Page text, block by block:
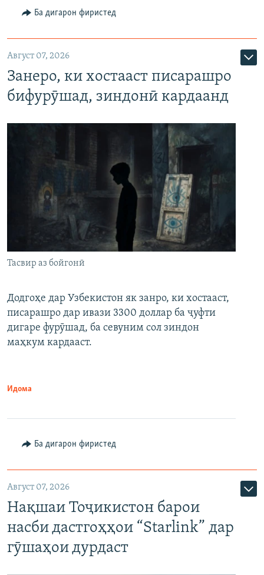
Ба дигарон фиристед
Август 07, 2026
Занеро, ки хостааст писарашро
бифурӯшад, зиндонӣ кардаанд
Тасвир аз бойгонӣ
Додгоҳе дар Узбекистон як занро, ки хостааст,
писарашро дар ивази 3300 доллар ба ҷуфти
дигаре фурӯшад, ба севуним сол зиндон
маҳкум кардааст.
Идома
Ба дигарон фиристед
Август 07, 2026
Нақшаи Тоҷикистон барои
насби дастгоҳҳои “Starlink” дар
гӯшаҳои дурдаст